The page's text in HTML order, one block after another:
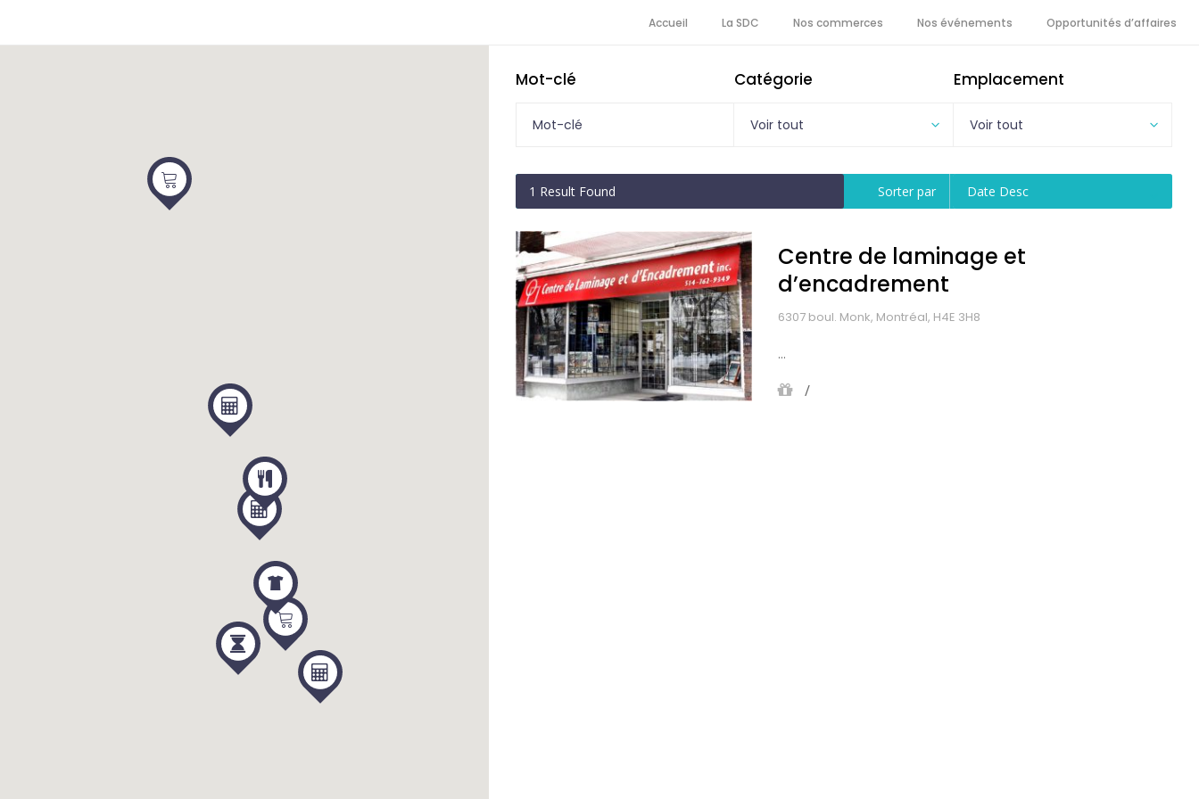
Accueil La SDC Nos commerces Nos événements Opportunités d’affaires
Mot-clé Catégorie
Voir tout
Emplacement
Voir tout
1 Result Found Sorter par Date Desc
Centre de laminage et
d’encadrement
6307 boul. Monk, Montréal, H4E 3H8
...